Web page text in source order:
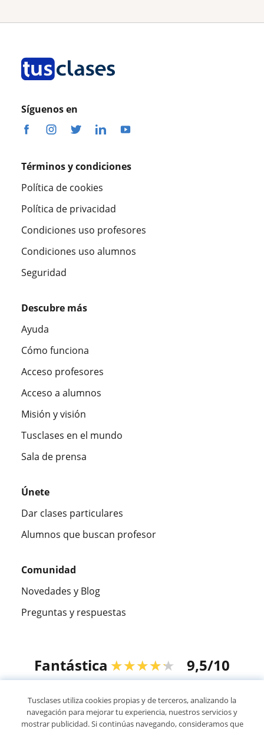
Síguenos en
Términos y condiciones
Política de cookies
Política de privacidad
Condiciones uso profesores
Condiciones uso alumnos
Seguridad
Descubre más
Ayuda
Cómo funciona
Acceso profesores
Acceso a alumnos
Misión y visión
Tusclases en el mundo
Sala de prensa
Únete
Dar clases particulares
Alumnos que buscan profesor
Comunidad
Novedades y Blog
Preguntas y respuestas
Fantástica ★★★★★ 9,5/10
© 2007 - 2026 Tusclases.com.ve
Tusclases utiliza cookies propias y de terceros, analizando la
navegación para mejorar tu experiencia, nuestros servicios y
mostrar publicidad. Si continúas navegando, consideramos que